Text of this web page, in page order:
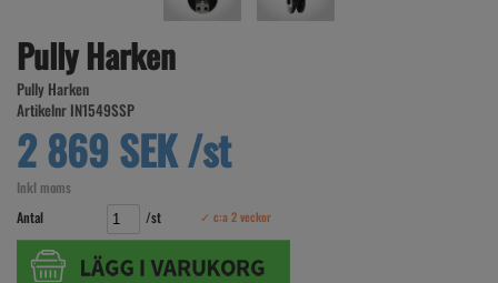
Pully Harken
Pully Harken
Artikelnr IN1549SSP
2 869 SEK /st
Inkl moms
Antal
/st ✓ c:a 2 veckor